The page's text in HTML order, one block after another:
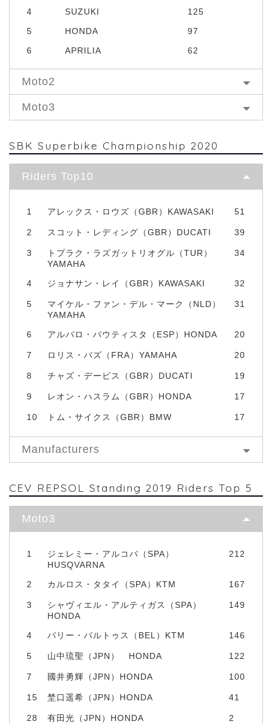
4 SUZUKI
125
5
HONDA
97
6
APRILIA 62
Moto2
Moto3
SBK Superbike Championship 2020
Riders Top10
1 アレックス・ロウズ（GBR）KAWASAKI 51
2 スコット・レディング（GBR）DUCATI 39
3
トプラク・ラズガットリオグル（TUR）
YAMAHA
34
4 ジョナサン・レイ（GBR）KAWASAKI 32
5
マイケル・ファン・デル・マーク（NLD）
YAMAHA
31
6 アルバロ・バウティスタ（ESP）HONDA 20
7 ロリス・バズ（FRA）YAMAHA 20
8 チャズ・デービス（GBR）DUCATI 19
9 レオン・ハスラム（GBR）HONDA 17
10 トム・サイクス（GBR）BMW 17
Manufacturers
CEV REPSOL Standing 2019 Riders Top 5
Moto3
1
ジェレミー・アルコバ（SPA）
HUSQVARNA
212
2 カルロス・タタイ（SPA）KTM 167
3
シャヴィエル・アルティガス（SPA）
HONDA
149
4 バリー・バルトゥス（BEL）KTM 146
5 山中琉聖（JPN） HONDA 122
7 國井勇輝（JPN）HONDA 100
15 埜口遥希（JPN）HONDA 41
28 有田光（JPN）HONDA 2